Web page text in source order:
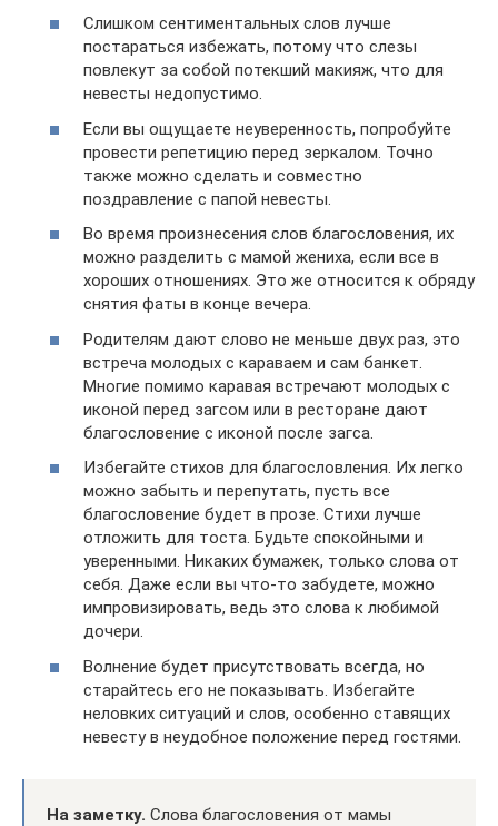
Слишком сентиментальных слов лучше
постараться избежать, потому что слезы
повлекут за собой потекший макияж, что для
невесты недопустимо.
Если вы ощущаете неуверенность, попробуйте
провести репетицию перед зеркалом. Точно
также можно сделать и совместно
поздравление с папой невесты.
Во время произнесения слов благословения, их
можно разделить с мамой жениха, если все в
хороших отношениях. Это же относится к обряду
снятия фаты в конце вечера.
Родителям дают слово не меньше двух раз, это
встреча молодых с караваем и сам банкет.
Многие помимо каравая встречают молодых с
иконой перед загсом или в ресторане дают
благословение с иконой после загса.
Избегайте стихов для благословления. Их легко
можно забыть и перепутать, пусть все
благословение будет в прозе. Стихи лучше
отложить для тоста. Будьте спокойными и
уверенными. Никаких бумажек, только слова от
себя. Даже если вы что-то забудете, можно
импровизировать, ведь это слова к любимой
дочери.
Волнение будет присутствовать всегда, но
старайтесь его не показывать. Избегайте
неловких ситуаций и слов, особенно ставящих
невесту в неудобное положение перед гостями.
На заметку. Слова благословения от мамы